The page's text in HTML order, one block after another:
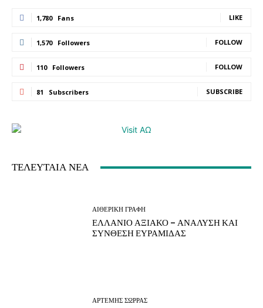
1,780 Fans LIKE
1,570 Followers FOLLOW
110 Followers FOLLOW
81 Subscribers SUBSCRIBE
ΤΕΛΕΥΤΑΙΑ ΝΕΑ
ΑΙΘΕΡΙΚΗ ΓΡΑΦΗ
ΕΛΛΑΝΙΟ ΑΞΙΑΚΟ – ΑΝΑΛΥΣΗ ΚΑΙ
ΣΥΝΘΕΣΗ ΕΥΡΑΜΙΔΑΣ
ΑΡΤΕΜΗΣ ΣΩΡΡΑΣ